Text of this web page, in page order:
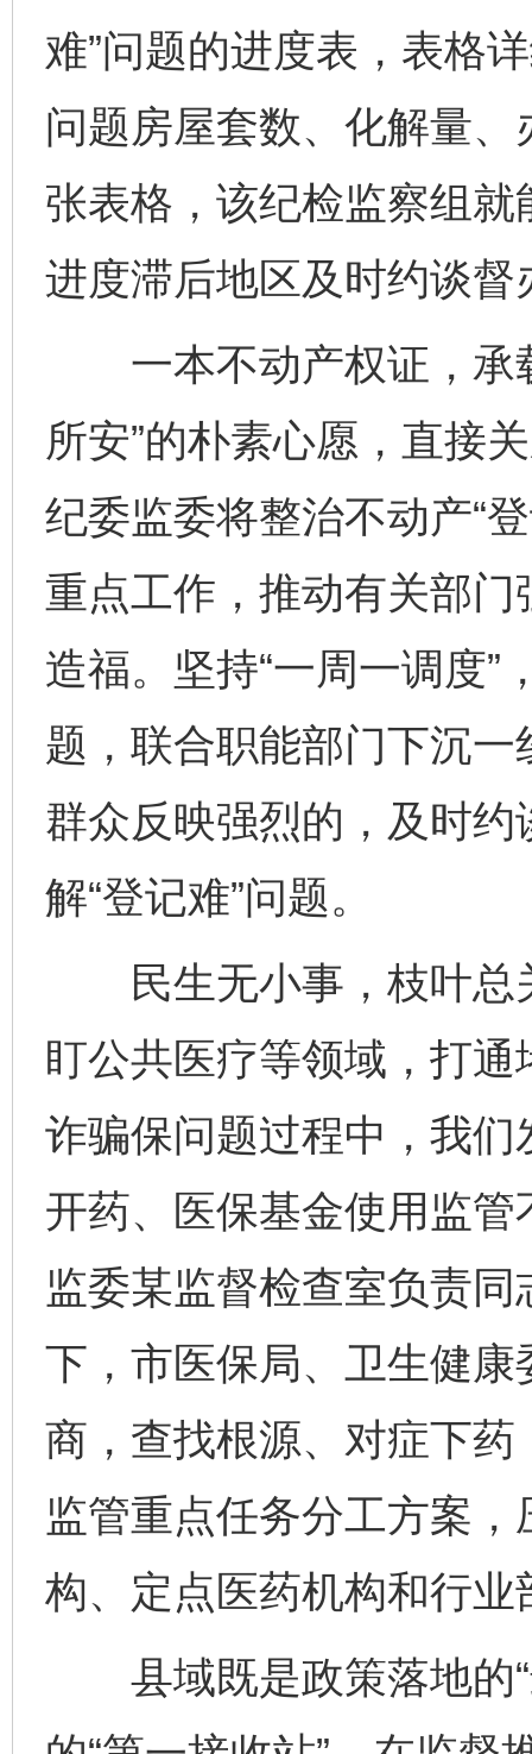
难”问题的进度表，表格
问题房屋套数、化解量
张表格，该纪检监察组
进度滞后地区及时约谈
一本不动产权证，承
所安”的朴素心愿，直接
纪委监委将整治不动产“
重点工作，推动有关部
造福。坚持“一周一调度
题，联合职能部门下沉
群众反映强烈的，及时
解“登记难”问题。
民生无小事，枝叶总
盯公共医疗等领域，打
诈骗保问题过程中，我
开药、医保基金使用监管
监委某监督检查室负责
下，市医保局、卫生健
商，查找根源、对症下
监管重点任务分工方案
构、定点医药机构和行业
县域既是政策落地的“